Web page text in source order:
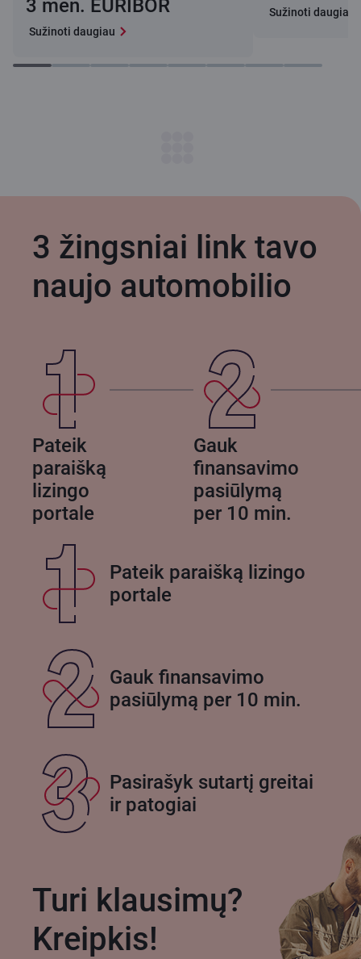
3 mėn. EURIBOR
Sužinoti daugiau
Sužinoti daugiau
3 žingsniai link tavo
naujo automobilio
Pateik
paraišką
lizingo
portale
Gauk
finansavimo
pasiūlymą
per 10 min.
Pateik paraišką lizingo
portale
Gauk finansavimo
pasiūlymą per 10 min.
Pasirašyk sutartį greitai
ir patogiai
Turi klausimų?
Kreipkis!